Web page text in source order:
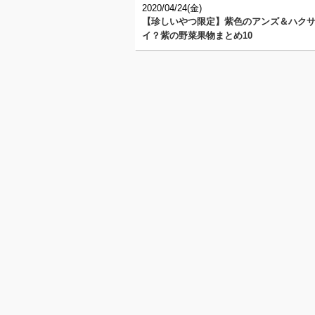
2020/04/24(金)
【珍しいやつ限定】紫色のアンズ＆ハクサ
イ？紫の野菜果物まとめ10